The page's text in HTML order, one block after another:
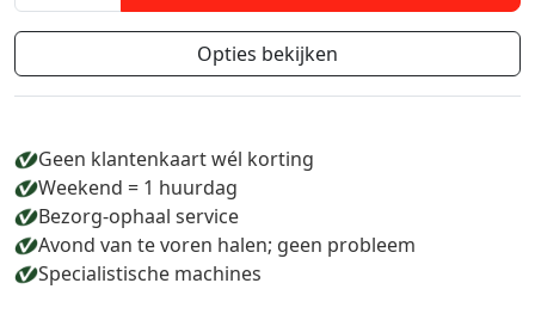
Opties bekijken
Geen klantenkaart wél korting
Weekend = 1 huurdag
Bezorg-ophaal service
Avond van te voren halen; geen probleem
Specialistische machines